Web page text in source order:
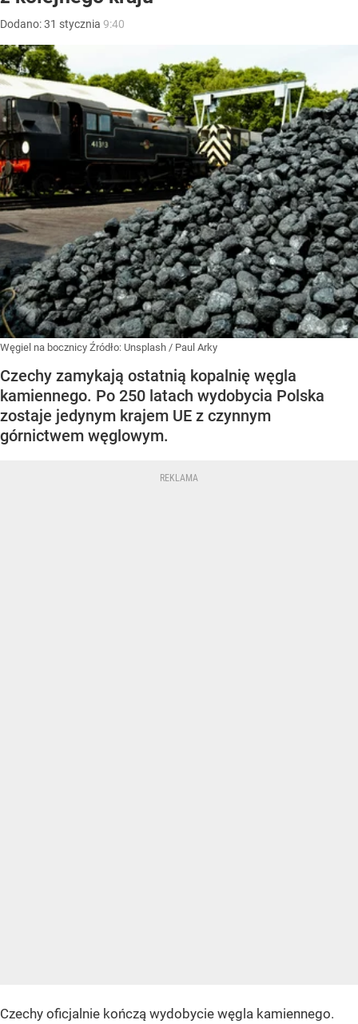
Dodano:31 stycznia 9:40
Węgiel na bocznicy Źródło: Unsplash / Paul Arky
Czechy zamykają ostatnią kopalnię węgla
kamiennego. Po 250 latach wydobycia Polska
zostaje jedynym krajem UE z czynnym
górnictwem węglowym.
Czechy oficjalnie kończą wydobycie węgla kamiennego.